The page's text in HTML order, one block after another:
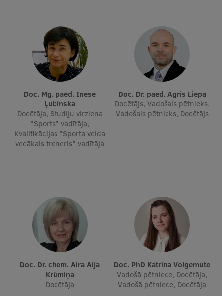
Doc. Mg. paed. Inese
Ļubinska
Docētāja, Studiju virziena
"Sports" vadītāja,
Kvalifikācijas "Sporta veida
vecākais treneris" vadītāja
Doc. Dr. paed. Agris Liepa
Docētājs, Vadošais pētnieks,
Vadošais pētnieks, Docētājs
Doc. Dr. chem. Aira Aija
Krūmiņa
Docētāja
Doc. PhD Katrīna Volgemute
Vadošā pētniece, Docētāja,
Vadošā pētniece, Docētāja